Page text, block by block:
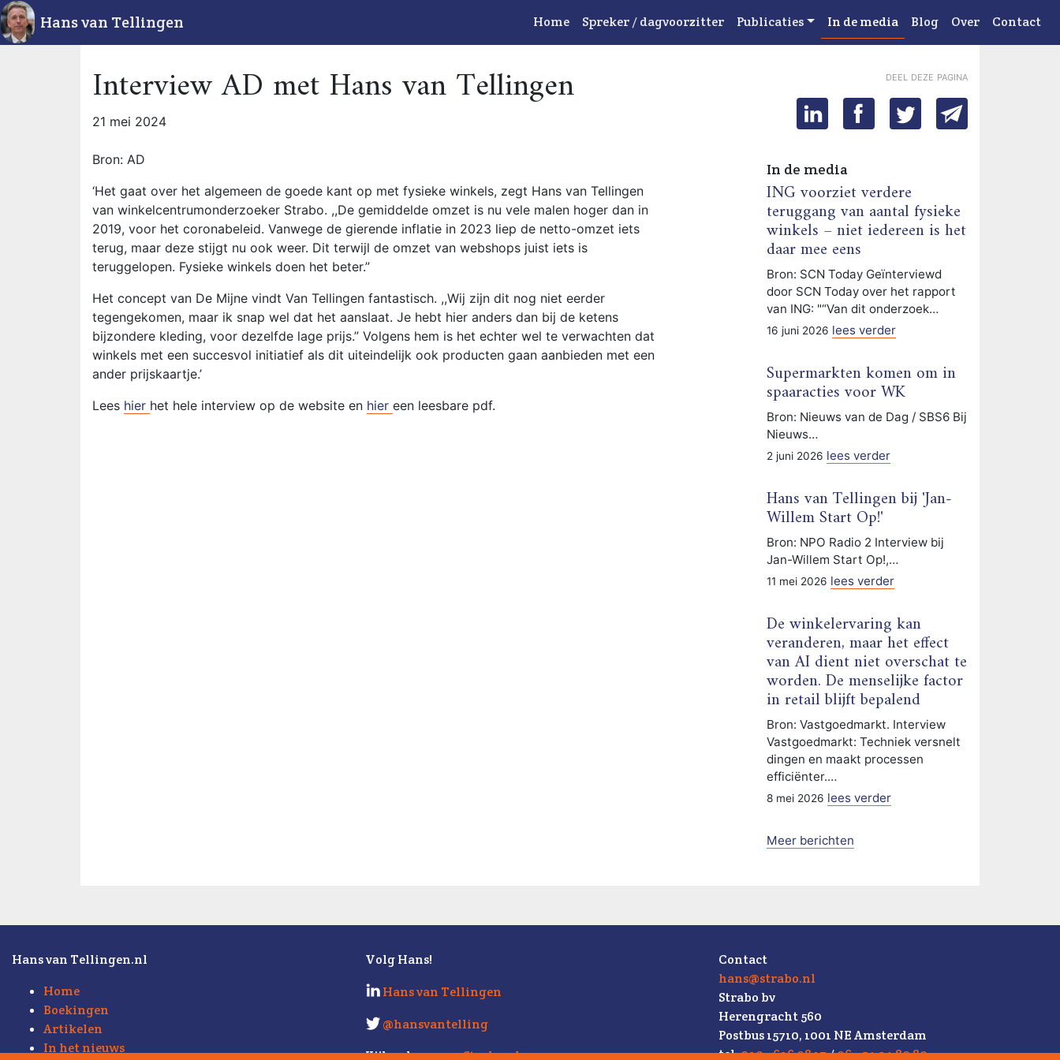
Hans van Tellingen Home Spreker / dagvoorzitter Publicaties In de media Blog Over Contact
Interview AD met Hans van Tellingen
21 mei 2024
Bron: AD
‘Het gaat over het algemeen de goede kant op met fysieke winkels, zegt Hans van Tellingen
van winkelcentrumonderzoeker Strabo. ,,De gemiddelde omzet is nu vele malen hoger dan in
2019, voor het coronabeleid. Vanwege de gierende inflatie in 2023 liep de netto-omzet iets
terug, maar deze stijgt nu ook weer. Dit terwijl de omzet van webshops juist iets is
teruggelopen. Fysieke winkels doen het beter.”
Het concept van De Mijne vindt Van Tellingen fantastisch. ,,Wij zijn dit nog niet eerder
tegengekomen, maar ik snap wel dat het aanslaat. Je hebt hier anders dan bij de ketens
bijzondere kleding, voor dezelfde lage prijs.” Volgens hem is het echter wel te verwachten dat
winkels met een succesvol initiatief als dit uiteindelijk ook producten gaan aanbieden met een
ander prijskaartje.’
Lees hier het hele interview op de website en hier een leesbare pdf.
deel deze pagina
In de media
ING voorziet verdere
teruggang van aantal fysieke
winkels – niet iedereen is het
daar mee eens
Bron: SCN Today Geïnterviewd
door SCN Today over het rapport
van ING: "“Van dit onderzoek…
16 juni 2026 lees verder
Supermarkten komen om in
spaaracties voor WK
Bron: Nieuws van de Dag / SBS6 Bij
Nieuws…
2 juni 2026 lees verder
Hans van Tellingen bij 'Jan-
Willem Start Op!'
Bron: NPO Radio 2 Interview bij
Jan-Willem Start Op!,…
11 mei 2026 lees verder
De winkelervaring kan
veranderen, maar het effect
van AI dient niet overschat te
worden. De menselijke factor
in retail blijft bepalend
Bron: Vastgoedmarkt. Interview
Vastgoedmarkt: Techniek versnelt
dingen en maakt processen
efficiënter.…
8 mei 2026 lees verder
Meer berichten
Hans van Tellingen.nl
Home
Boekingen
Artikelen
In het nieuws
Volg Hans!
Hans van Tellingen
@hansvantelling
Kijk ook eens opStrabo.nl.
Contact
hans@strabo.nl
Strabo bv
Herengracht 560
Postbus 15710, 1001 NE Amsterdam
tel.020 - 626 08 17/06 - 54 34 80 80